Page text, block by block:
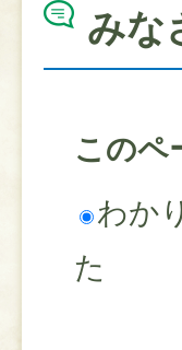
みな
このペ
わか
た